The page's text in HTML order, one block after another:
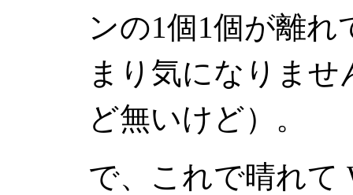
ンの1個1個が離
まり気になりま
ど無いけど）。
で、これで晴れて